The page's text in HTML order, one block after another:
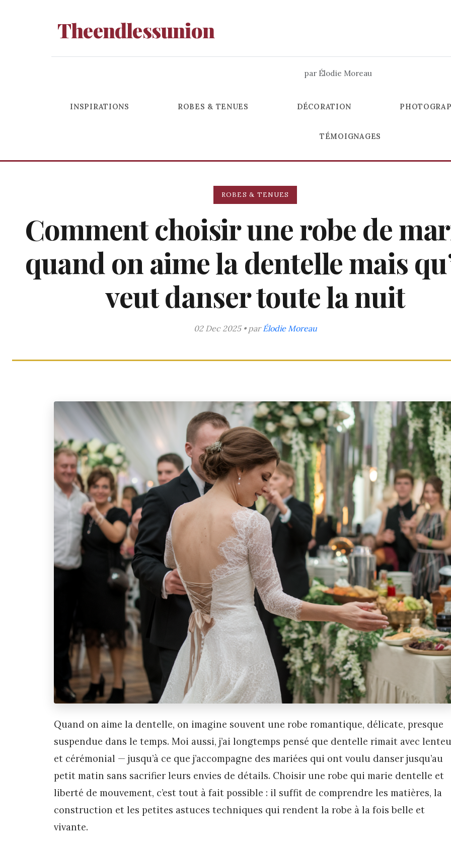
Theendlessunion
par Élodie Moreau
INSPIRATIONS ROBES & TENUES DÉCORATION
TÉMOIGNAGES
ROBES & TENUES
Comment choisir une robe de
quand on aime la dentelle mais
veut danser toute la nuit
02 Dec 2025 • par Élodie Moreau
Quand on aime la dentelle, on imagine souvent une robe romantique, délicate, presque
suspendue dans le temps. Moi aussi, j’ai longtemps pensé que dentelle rimait avec
et cérémonial — jusqu’à ce que j’accompagne des mariées qui ont voulu danser jusqu’au
petit matin sans sacrifier leurs envies de détails. Choisir une robe qui marie dentelle et
liberté de mouvement, c’est tout à fait possible : il suffit de comprendre les matières, la
construction et les petites astuces techniques qui rendent la robe à la fois belle et
vivante.